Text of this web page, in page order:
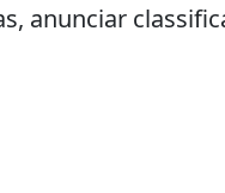
anunciar